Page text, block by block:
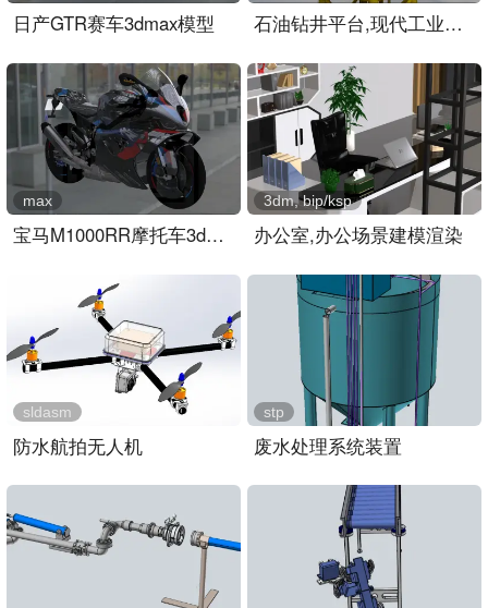
日产GTR赛车3dmax模型 石油钻井平台,现代工业建筑设施
宝马M1000RR摩托车3dmax模型
max
办公室,办公场景建模渲染
3dm, bip/ksp
防水航拍无人机
sldasm
废水处理系统装置
stp